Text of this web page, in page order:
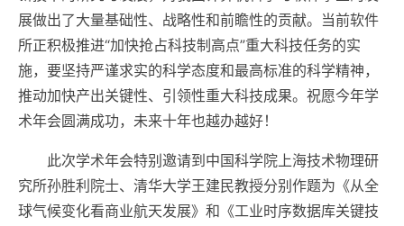
展做出了大量基础性、战略性和前瞻性的贡献。当前软件
所正积极推进“加快抢占科技制高点”重大科技任务的实
施，要坚持严谨求实的科学态度和最高标准的科学精神，
推动加快产出关键性、引领性重大科技成果。祝愿今年学
术年会圆满成功，未来十年也越办越好！
此次学术年会特别邀请到中国科学院上海技术物理研
究所孙胜利院士、清华大学王建民教授分别作题为《从全
球气候变化看商业航天发展》和《工业时序数据库关键技